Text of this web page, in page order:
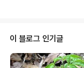
이 블로그 인기글